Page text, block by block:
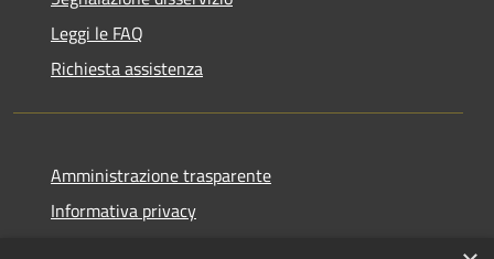
Leggi le FAQ
Richiesta assistenza
Amministrazione trasparente
Informativa privacy